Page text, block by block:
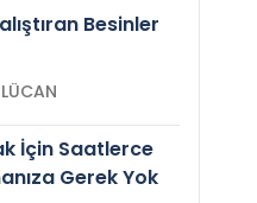
Besinler
İçin Saatlerce
Gerek Yok